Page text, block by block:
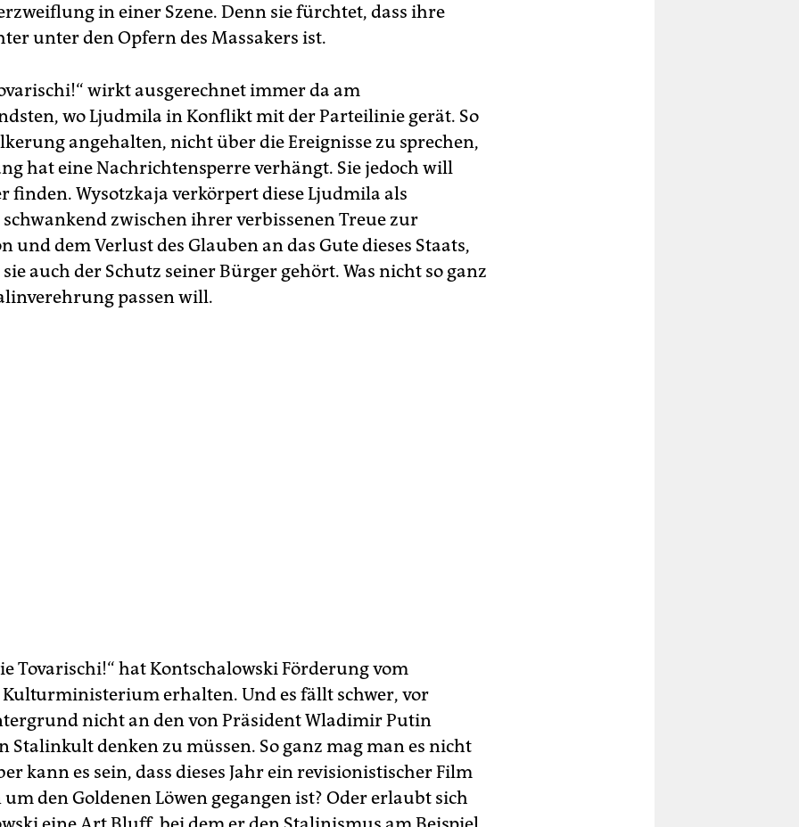
in einer Szene. Denn sie fürchtet, dass ihre
unter den Opfern des Massakers ist.
wirkt ausgerechnet immer da am
wo Ljudmila in Konflikt mit der Parteilinie gerät. So
angehalten, nicht über die Ereignisse zu sprechen,
hat eine Nachrichtensperre verhängt. Sie jedoch will
finden. Wysotzkaja verkörpert diese Ljudmila als
schwankend zwischen ihrer verbissenen Treue zur
und dem Verlust des Glauben an das Gute dieses Staats,
auch der Schutz seiner Bürger gehört. Was nicht so ganz
passen will.
Tovarischi!“ hat Kontschalowski Förderung vom
erhalten. Und es fällt schwer, vor
nicht an den von Präsident Wladimir Putin
Stalinkult denken zu müssen. So ganz mag man es nicht
kann es sein, dass dieses Jahr ein revisionistischer Film
um den Goldenen Löwen gegangen ist? Oder erlaubt sich